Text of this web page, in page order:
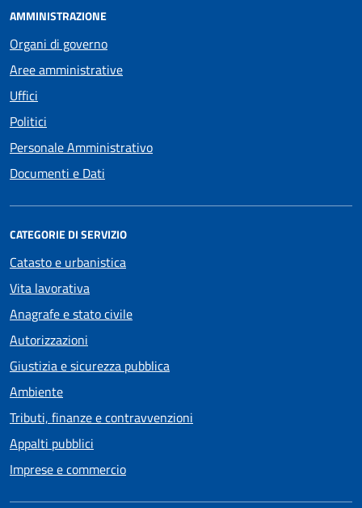
AMMINISTRAZIONE
Organi di governo
Aree amministrative
Uffici
Politici
Personale Amministrativo
Documenti e Dati
CATEGORIE DI SERVIZIO
Catasto e urbanistica
Vita lavorativa
Anagrafe e stato civile
Autorizzazioni
Giustizia e sicurezza pubblica
Ambiente
Tributi, finanze e contravvenzioni
Appalti pubblici
Imprese e commercio